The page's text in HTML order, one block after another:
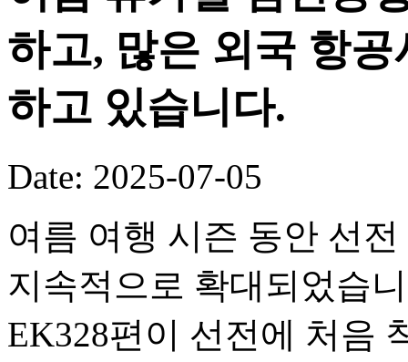
하고, 많은 외국 항
하고 있습니다.
Date: 2025-07-05
여름 여행 시즌 동안 선
지속적으로 확대되었습
EK328편이 선전에 처음